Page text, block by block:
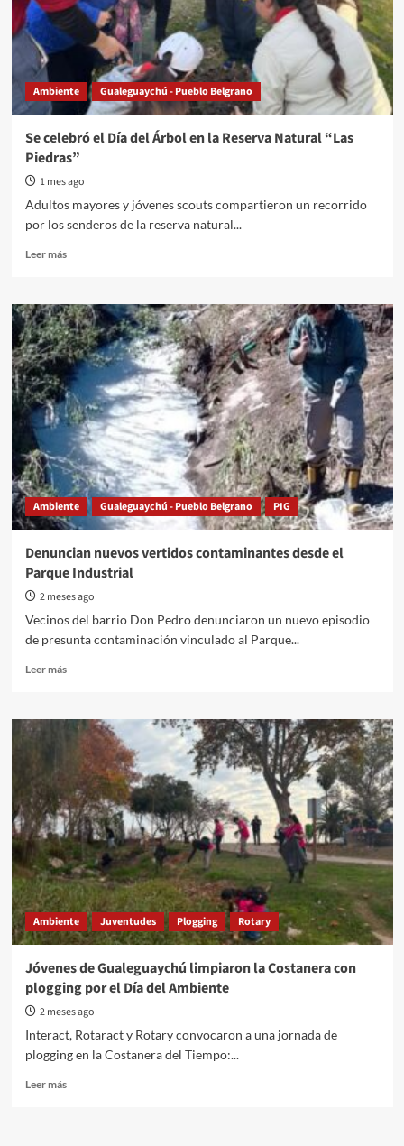
Botnia
al
río
Uruguay:
revela
binacional
Ambiente Gualeguaychú - Pueblo Belgrano
Se celebró el Día del Árbol en la Reserva Natural “Las
Piedras”
1 mes ago
Adultos mayores y jóvenes scouts compartieron un recorrido
por los senderos de la reserva natural...
Leer másRead
Se
celebró
el
Día
del
Árbol
en
la
Reserva
Natural
“Las
Piedras”
Ambiente Gualeguaychú - Pueblo Belgrano PIG
Denuncian nuevos vertidos contaminantes desde el
Parque Industrial
2 meses ago
Vecinos del barrio Don Pedro denunciaron un nuevo episodio
de presunta contaminación vinculado al Parque...
Leer másRead
Denuncian
nuevos
vertidos
contaminantes
desde
el
Parque
Industrial
Ambiente Juventudes Plogging Rotary
Jóvenes de Gualeguaychú limpiaron la Costanera con
plogging por el Día del Ambiente
2 meses ago
Interact, Rotaract y Rotary convocaron a una jornada de
plogging en la Costanera del Tiempo:...
Leer másRead